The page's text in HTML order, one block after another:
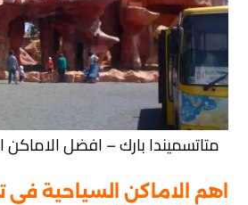
متاتسميندا بارك – افضل الاماكن
اهم الاماكن السياحية في